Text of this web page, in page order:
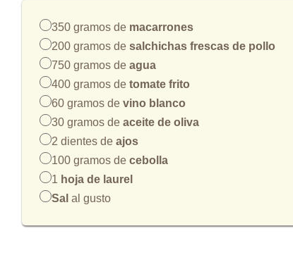
350 gramos de macarrones
200 gramos de salchichas frescas de pollo
750 gramos de agua
400 gramos de tomate frito
60 gramos de vino blanco
30 gramos de aceite de oliva
2 dientes de ajos
100 gramos de cebolla
1 hoja de laurel
Sal al gusto